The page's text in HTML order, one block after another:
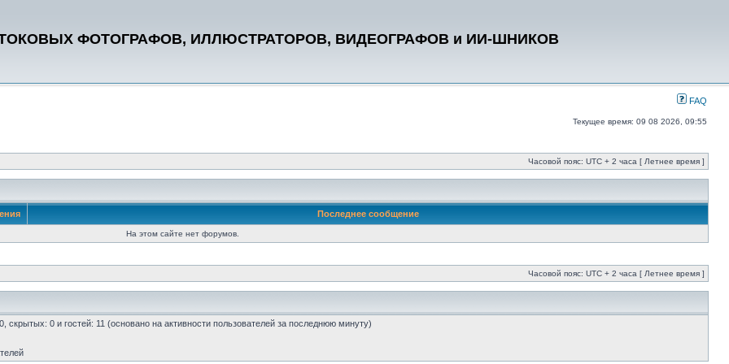
ФОТОГРАФОВ, ИЛЛЮСТРАТОРОВ, ВИДЕОГРАФОВ и ИИ-ШНИКОВ
FAQ
Текущее время: 09 08 2026, 09:55
Часовой пояс: UTC + 2 часа [ Летнее время ]
Последнее сообщение
На этом сайте нет форумов.
Часовой пояс: UTC + 2 часа [ Летнее время ]
скрытых: 0 и гостей: 11 (основано на активности пользователей за последнюю минуту)